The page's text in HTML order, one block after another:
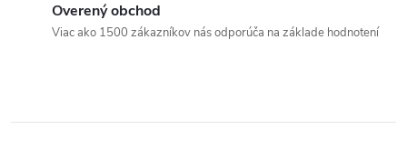
Overený obchod
Viac ako 1500 zákazníkov nás odporúča na základe hodnotení